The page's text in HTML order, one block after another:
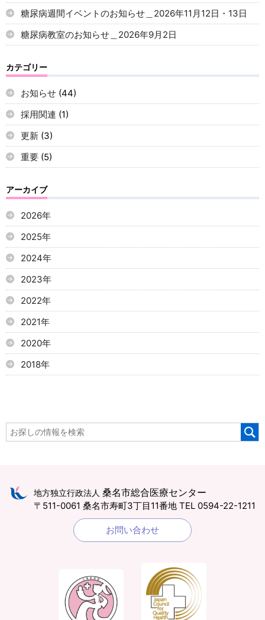
糖尿病週間イベントのお知らせ＿2026年11月12日・13日
糖尿病教室のお知らせ＿2026年9月2日
カテゴリー
お知らせ (44)
採用関連 (1)
更新 (3)
重要 (5)
アーカイブ
2026年
2025年
2024年
2023年
2022年
2021年
2020年
2018年
地方独立行政法人 桑名市総合医療センター
〒511-0061 桑名市寿町3丁目11番地 TEL 0594-22-1211
お問い合わせ